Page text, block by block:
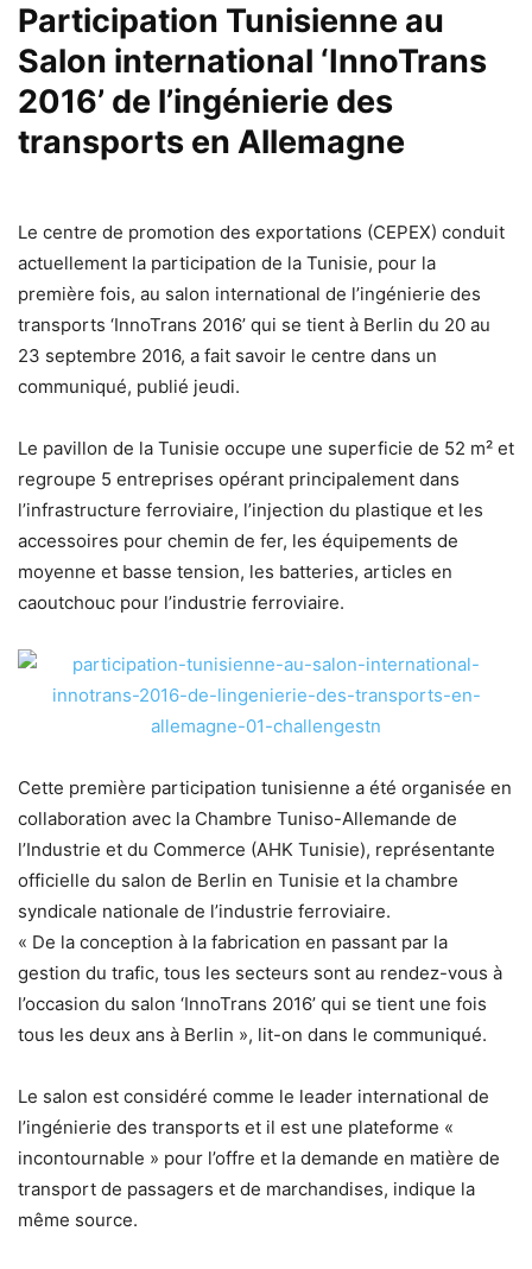
Participation Tunisienne au
Salon international ‘InnoTrans
2016’ de l’ingénierie des
transports en Allemagne
Le centre de promotion des exportations (CEPEX) conduit
actuellement la participation de la Tunisie, pour la
première fois, au salon international de l’ingénierie des
transports ‘InnoTrans 2016’ qui se tient à Berlin du 20 au
23 septembre 2016, a fait savoir le centre dans un
communiqué, publié jeudi.
Le pavillon de la Tunisie occupe une superficie de 52 m² et
regroupe 5 entreprises opérant principalement dans
l’infrastructure ferroviaire, l’injection du plastique et les
accessoires pour chemin de fer, les équipements de
moyenne et basse tension, les batteries, articles en
caoutchouc pour l’industrie ferroviaire.
Cette première participation tunisienne a été organisée en
collaboration avec la Chambre Tuniso-Allemande de
l’Industrie et du Commerce (AHK Tunisie), représentante
officielle du salon de Berlin en Tunisie et la chambre
syndicale nationale de l’industrie ferroviaire.
« De la conception à la fabrication en passant par la
gestion du trafic, tous les secteurs sont au rendez-vous à
l’occasion du salon ‘InnoTrans 2016’ qui se tient une fois
tous les deux ans à Berlin », lit-on dans le communiqué.
Le salon est considéré comme le leader international de
l’ingénierie des transports et il est une plateforme «
incontournable » pour l’offre et la demande en matière de
transport de passagers et de marchandises, indique la
même source.